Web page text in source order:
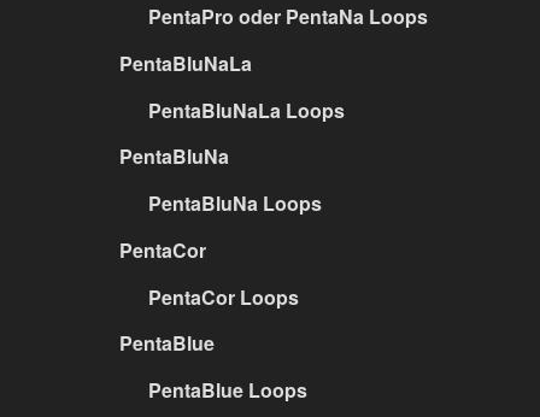
PentaPro oder PentaNa Loops
PentaBluNaLa
PentaBluNaLa Loops
PentaBluNa
PentaBluNa Loops
PentaCor
PentaCor Loops
PentaBlue
PentaBlue Loops